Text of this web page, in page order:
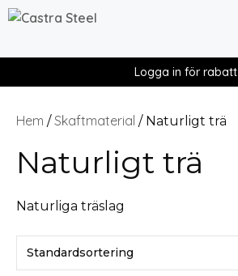
Logga in för rabatt
Hem /Skaftmaterial / Naturligt trä
Naturligt trä
Naturliga träslag